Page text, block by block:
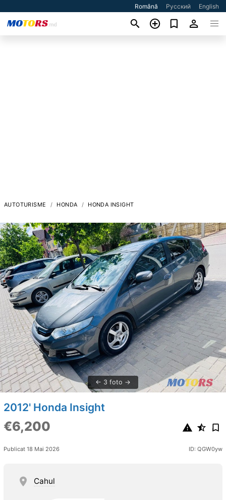
Română Русский English
AUTOTURISME HONDA HONDA INSIGHT
3 foto
2012' Honda Insight
€6,200
Publicat 18 Mai 2026 ID: QGW0yw
Cahul